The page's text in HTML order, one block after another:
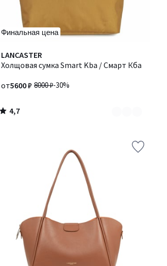
Финальная цена
LANCASTER
Холщовая сумка Smart Kba / Смарт Кба
8000 ₽-30%
от5600 ₽
4,7
/ 5
Количество
цветов:
4,7
/